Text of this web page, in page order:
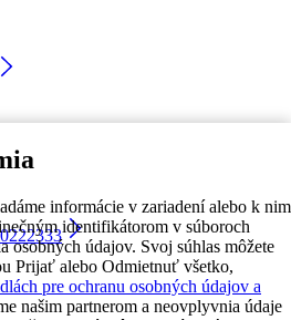
informácie v zariadení alebo k nim
identifikátorom v súboroch
osobných údajov. Svoj súhlas môžete
Prijať alebo Odmietnuť všetko,
pre ochranu osobných údajov a
našim partnerom a neovplyvnia údaje